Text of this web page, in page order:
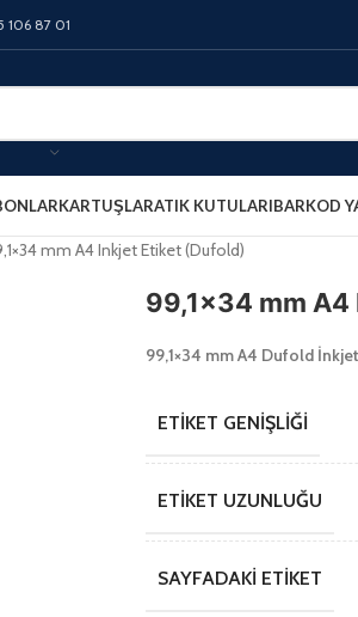
106 87 01
KARTUŞLARATIK KUTULARIBARKOD
mm A4 Inkjet Etiket (Dufold)
99,1×34 mm
99,1×34 mm A4 Dufold
ETIKET GENIŞLIĞI
ETIKET UZUNLUĞU
SAYFADAKI ETIKET